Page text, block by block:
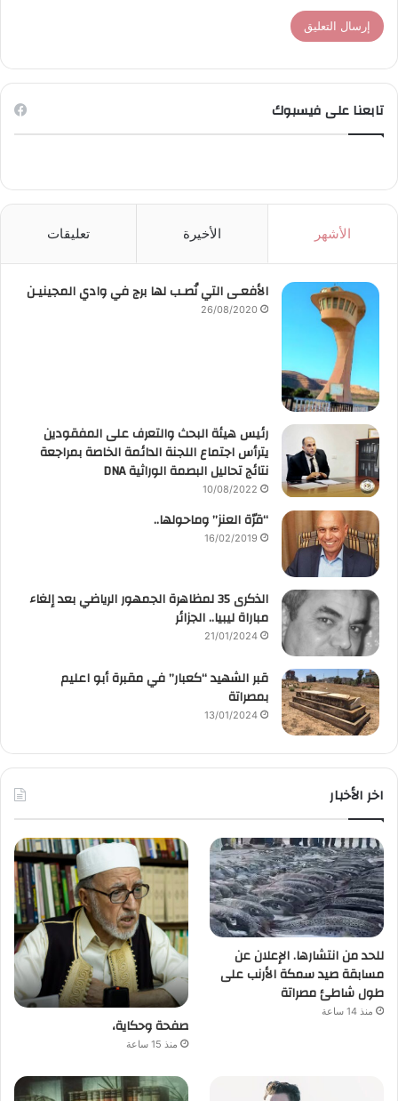
تابعنا على فيسبوك
الأشهر الأخيرة تعليقات
الأفعـى التي نُصـب لها برج في وادي المجينيـن
26/08/2020
رئيس هيئة البحث والتعرف على المفقودين
يترأس اجتماع اللجنة الدائمة الخاصة بمراجعة
نتائج تحاليل البصمة الوراثية DNA
10/08/2022
“قرّة العنز” وماحولها..
16/02/2019
الذكرى 35 لمظاهرة الجمهور الرياضي بعد إلغاء
مباراة ليبيا.. الجزائر
21/01/2024
قبر الشهيد “كعبار” في مقبرة أبو اعليم
بمصراتة
13/01/2024
اخر الأخبار
للحد من انتشارها. الإعلان عن
مسابقة صيد سمكة الأرنب على
طول شاطئ مصراتة
منذ 14 ساعة
صفحة وحكاية،
منذ 15 ساعة